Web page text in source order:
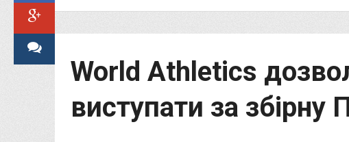
World Athletics
виступати за збірну